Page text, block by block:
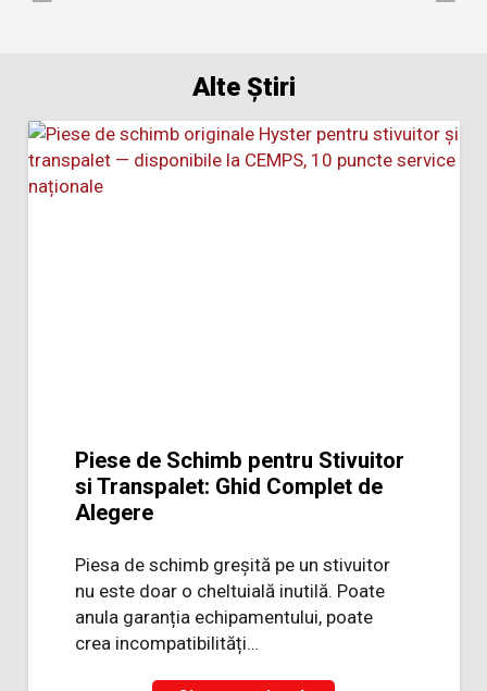
Alte Știri
Piese de Schimb pentru Stivuitor
si Transpalet: Ghid Complet de
Alegere
Piesa de schimb greșită pe un stivuitor
nu este doar o cheltuială inutilă. Poate
anula garanția echipamentului, poate
crea incompatibilități…